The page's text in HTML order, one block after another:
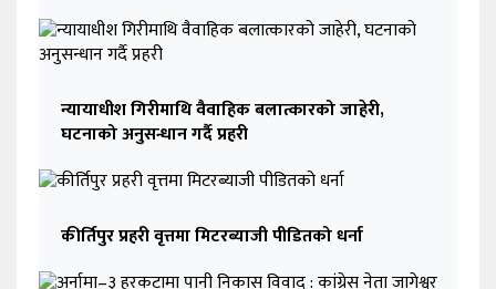
न्यायाधीश गिरीमाथि वैवाहिक बलात्कारको जाहेरी,
घटनाको अनुसन्धान गर्दै प्रहरी
कीर्तिपुर प्रहरी वृत्तमा मिटरब्याजी पीडितको धर्ना